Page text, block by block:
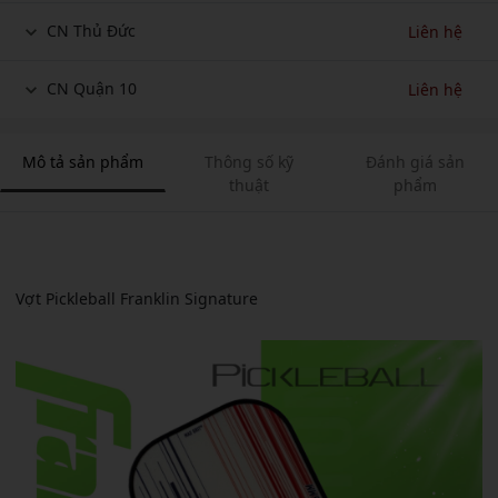
CN Thủ Đức Liên hệ
CN Quận 10 Liên hệ
Mô tả sản phẩm
Thông số kỹ
thuật
Đánh giá sản
phẩm
Vợt Pickleball Franklin Signature